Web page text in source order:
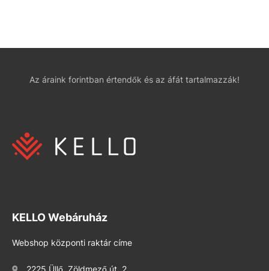
Az áraink forintban értendők és az áfát tartalmazzák!
KELLO Webáruház
Webshop központi raktár címe
2225 Üllő, Zöldmező út. 2.